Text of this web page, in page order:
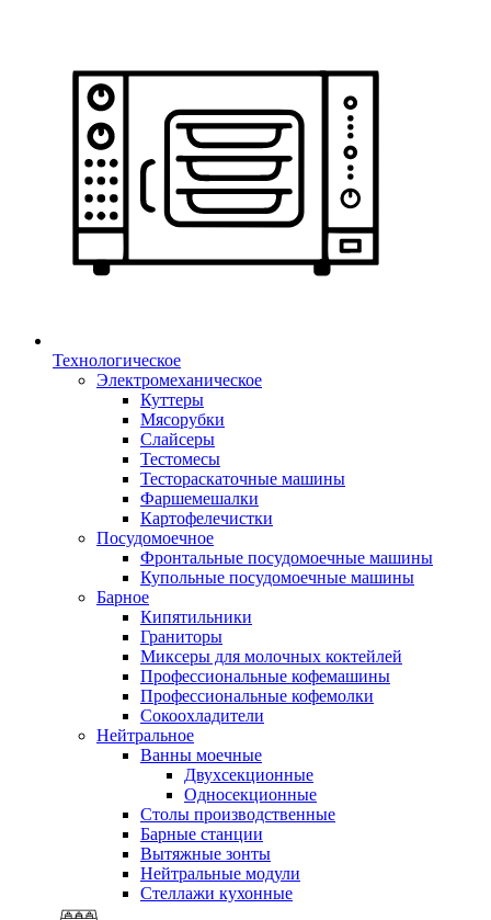
Технологическое
Электромеханическое
Куттеры
Мясорубки
Слайсеры
Тестомесы
Тестораскаточные машины
Фаршемешалки
Картофелечистки
Посудомоечное
Фронтальные посудомоечные машины
Купольные посудомоечные машины
Барное
Кипятильники
Граниторы
Миксеры для молочных коктейлей
Профессиональные кофемашины
Профессиональные кофемолки
Сокоохладители
Нейтральное
Ванны моечные
Двухсекционные
Односекционные
Столы производственные
Барные станции
Вытяжные зонты
Нейтральные модули
Стеллажи кухонные